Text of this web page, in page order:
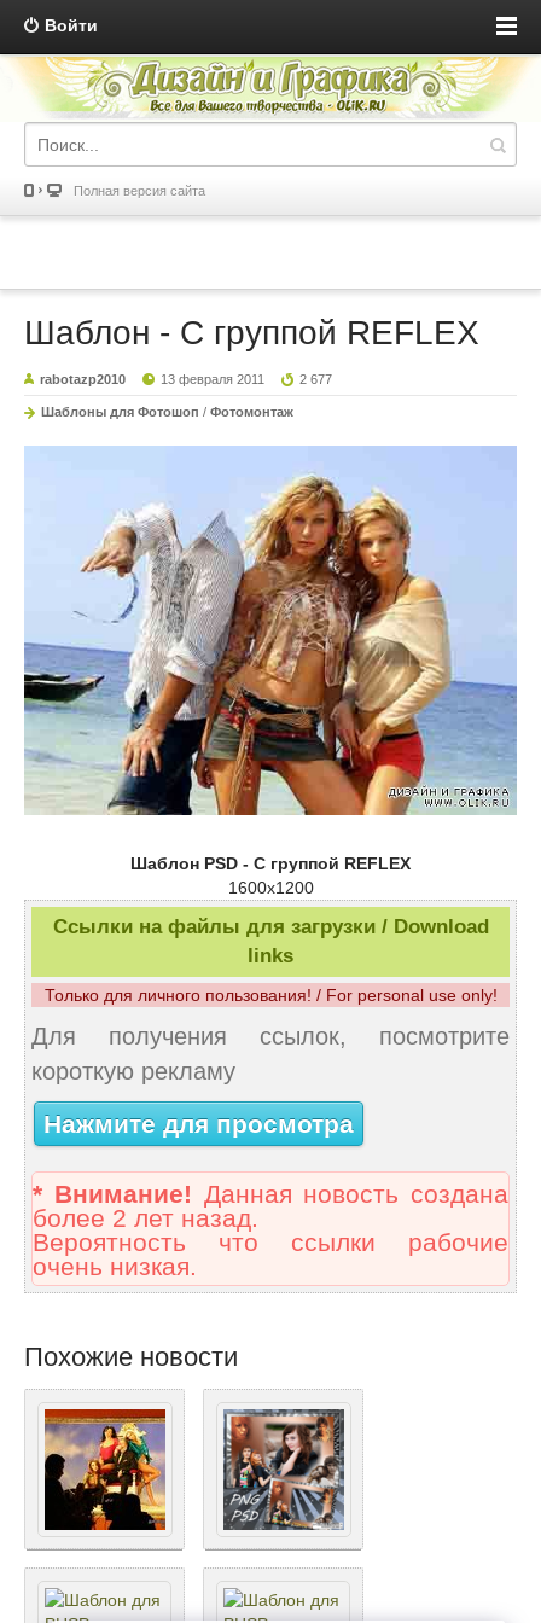
Войти
Полная версия сайта
Шаблон - С группой REFLEX
rabotazp2010 13 февраля 2011 2 677
Шаблоны для Фотошоп / Фотомонтаж
Шаблон PSD - С группой REFLEX
1600x1200
Ссылки на файлы для загрузки / Download
links
Только для личного пользования! / For personal use only!
Для получения ссылок, посмотрите
короткую рекламу
Нажмите для просмотра
* Внимание! Данная новость создана
более 2 лет назад.
Вероятность что ссылки рабочие
очень низкая.
Похожие новости